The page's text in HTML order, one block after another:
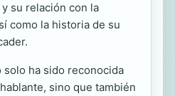
su relación con la
como la historia de su
solo ha sido reconocida
sino que también